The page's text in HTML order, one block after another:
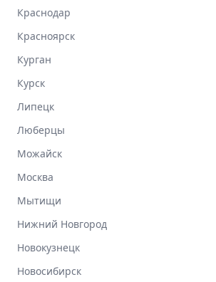
Краснодар
Красноярск
Курган
Курск
Липецк
Люберцы
Можайск
Москва
Мытищи
Нижний Новгород
Новокузнецк
Новосибирск